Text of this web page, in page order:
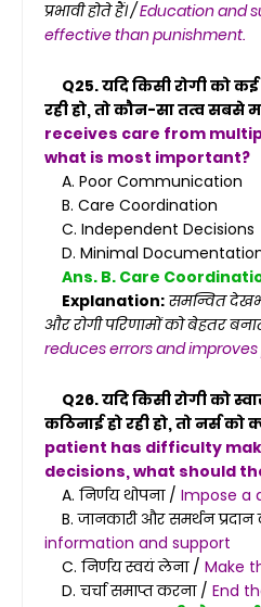
प्रभावी होते हैं। /Education and
effective than punishment.
Q25. यदि किसी रोगी को
रही हो, तो कौन-सा तत्व सबसे
receives care from
what is most important?
A. Poor Communication
B. Care Coordination
C. Independent Decisions
D. Minimal
Ans. B. Care
Explanation: समन्वित
और रोगी परिणामों को बेहतर
reduces errors and
Q26. यदि किसी रोगी को
कठिनाई हो रही हो, तो नर्स को
patient has difficulty
decisions, what should
A. निर्णय थोपना / Impose a
B. जानकारी और समर्थन
information and support
C. निर्णय स्वयं लेना / Make
D. चर्चा समाप्त करना / End